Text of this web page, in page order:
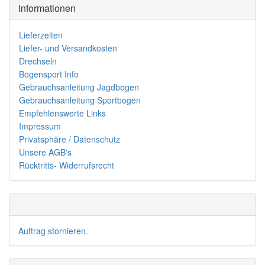
Informationen
Lieferzeiten
Liefer- und Versandkosten
Drechseln
Bogensport Info
Gebrauchsanleitung Jagdbogen
Gebrauchsanleitung Sportbogen
Empfehlenswerte Links
Impressum
Privatsphäre / Datenschutz
Unsere AGB's
Rücktritts- Widerrufsrecht
Auftrag stornieren.